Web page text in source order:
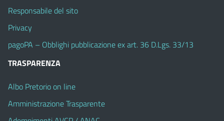
Responsabile del sito
Privacy
pagoPA – Obblighi pubblicazione ex art. 36 D.Lgs. 33/13
TRASPARENZA
Albo Pretorio on line
Amministrazione Trasparente